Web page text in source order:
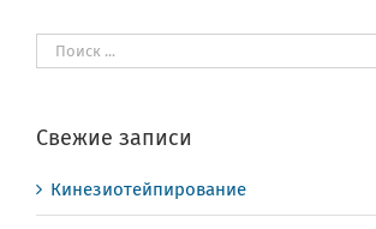
Результат
поиска:
Свежие записи
Кинезиотейпирование